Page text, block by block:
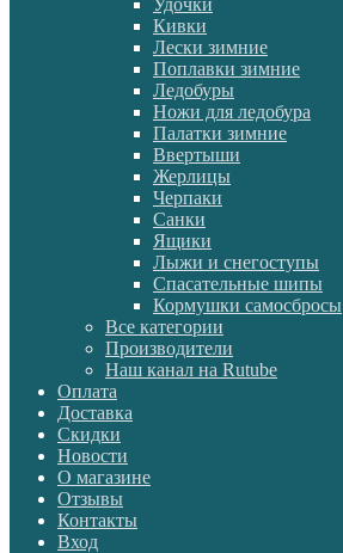
Удочки
Кивки
Лески зимние
Поплавки зимние
Ледобуры
Ножи для ледобура
Палатки зимние
Ввертыши
Жерлицы
Черпаки
Санки
Ящики
Лыжи и снегоступы
Спасательные шипы
Кормушки самосбросы
Все категории
Производители
Наш канал на Rutube
Оплата
Доставка
Скидки
Новости
О магазине
Отзывы
Контакты
Вход